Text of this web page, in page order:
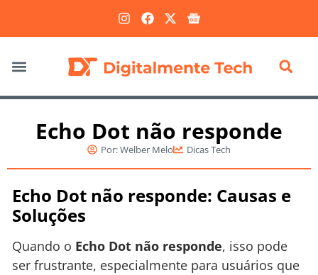
Echo Dot não responde
Por:Welber Melo Dicas Tech
Echo Dot não responde: Causas e
Soluções
Quando o Echo Dot não responde, isso pode
ser frustrante, especialmente para usuários que